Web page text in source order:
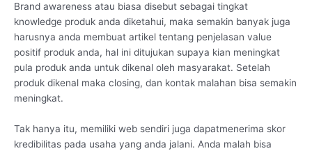
Brand awareness atau biasa disebut sebagai tingkat
knowledge produk anda diketahui, maka semakin banyak juga
harusnya anda membuat artikel tentang penjelasan value
positif produk anda, hal ini ditujukan supaya kian meningkat
pula produk anda untuk dikenal oleh masyarakat. Setelah
produk dikenal maka closing, dan kontak malahan bisa semakin
meningkat.
Tak hanya itu, memiliki web sendiri juga dapatmenerima skor
kredibilitas pada usaha yang anda jalani. Anda malah bisa